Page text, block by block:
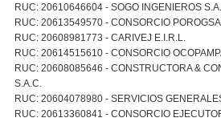
RUC: 20610646604 - SOGO INGENIEROS
RUC: 20613549570 - CONSORCIO
RUC: 20608981773 - CARIVEJ E.I.R.L.
RUC: 20614515610 - CONSORCIO
RUC: 20608085646 - CONSTRUCTORA &
S.A.C.
RUC: 20604078980 - SERVICIOS
RUC: 20613360841 - CONSORCIO